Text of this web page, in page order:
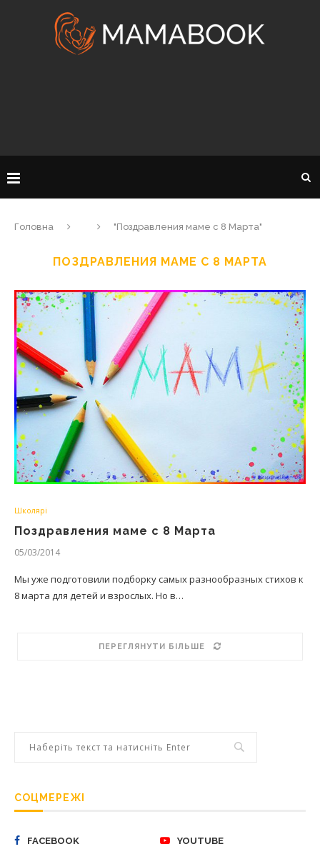
Головна "Поздравления маме с 8 Марта"
ПОЗДРАВЛЕНИЯ МАМЕ С 8 МАРТА
Школярі
Поздравления маме с 8 Марта
05/03/2014
Мы уже подготовили подборку самых разнообразных стихов к
8 марта для детей и взрослых. Но в…
ПЕРЕГЛЯНУТИ БІЛЬШЕ
СОЦМЕРЕЖІ
FACEBOOK YOUTUBE